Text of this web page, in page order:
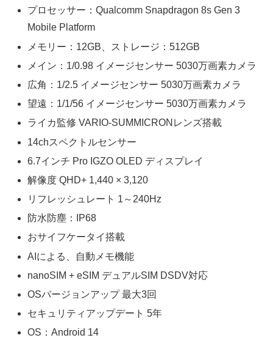
プロセッサー：Qualcomm Snapdragon 8s Gen 3
Mobile Platform
メモリー：12GB、ストレージ：512GB
メイン：1/0.98 イメージセンサー 5030万画素カメラ
広角：1/2.5 イメージセンサー 5030万画素カメラ
望遠：1/1/56 イメージセンサー 5030万画素カメラ
ライカ監修 VARIO-SUMMICRONレンズ搭載
14chスペクトルセンサー
6.7インチ Pro IGZO OLED ディスプレイ
解像度 QHD+ 1,440 × 3,120
リフレッシュレート 1～240Hz
防水防塵：IP68
おサイフケータイ搭載
AIによる、自動メモ機能
nanoSIM + eSIM デュアルSIM DSDV対応
OSバージョンアップ 最大3回
セキュリティアップデート 5年
OS：Android 14